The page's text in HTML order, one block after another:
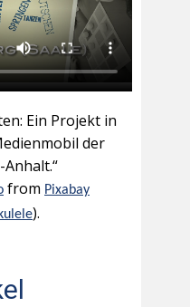
Ein Projekt in
der
from Pixabay
).